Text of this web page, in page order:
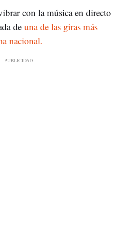
con la música en directo
de una de las giras más
nacional.